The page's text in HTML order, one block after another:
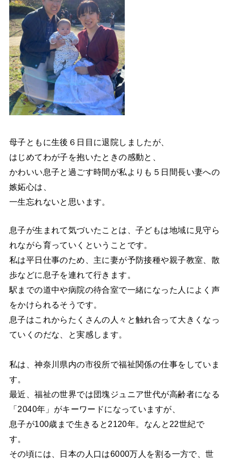
母子ともに生後６日目に退院しましたが、
はじめてわが子を抱いたときの感動と、
かわいい息子と過ごす時間が私よりも５日間長い妻への
嫉妬心は、
一生忘れないと思います。
息子が生まれて気づいたことは、子どもは地域に見守ら
れながら育っていくということです。
私は平日仕事のため、主に妻が予防接種や親子教室、散
歩などに息子を連れて行きます。
駅までの道中や病院の待合室で一緒になった人によく声
をかけられるそうです。
息子はこれからたくさんの人々と触れ合って大きくなっ
ていくのだな、と実感します。
私は、神奈川県内の市役所で福祉関係の仕事をしていま
す。
最近、福祉の世界では団塊ジュニア世代が高齢者になる
「2040年」がキーワードになっていますが、
息子が100歳まで生きると2120年。なんと22世紀で
す。
その頃には、日本の人口は6000万人を割る一方で、世